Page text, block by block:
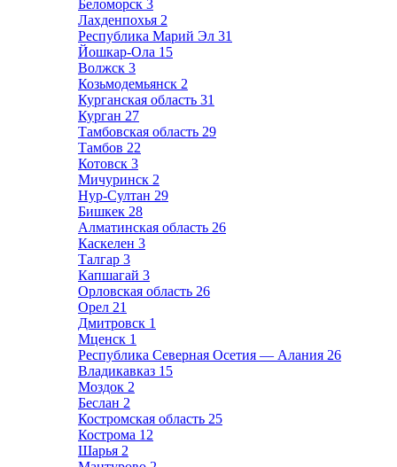
Беломорск 3
Лахденпохья 2
Республика Марий Эл 31
Йошкар-Ола 15
Волжск 3
Козьмодемьянск 2
Курганская область 31
Курган 27
Тамбовская область 29
Тамбов 22
Котовск 3
Мичуринск 2
Нур-Султан 29
Бишкек 28
Алматинская область 26
Каскелен 3
Талгар 3
Капшагай 3
Орловская область 26
Орел 21
Дмитровск 1
Мценск 1
Республика Северная Осетия — Алания 26
Владикавказ 15
Моздок 2
Беслан 2
Костромская область 25
Кострома 12
Шарья 2